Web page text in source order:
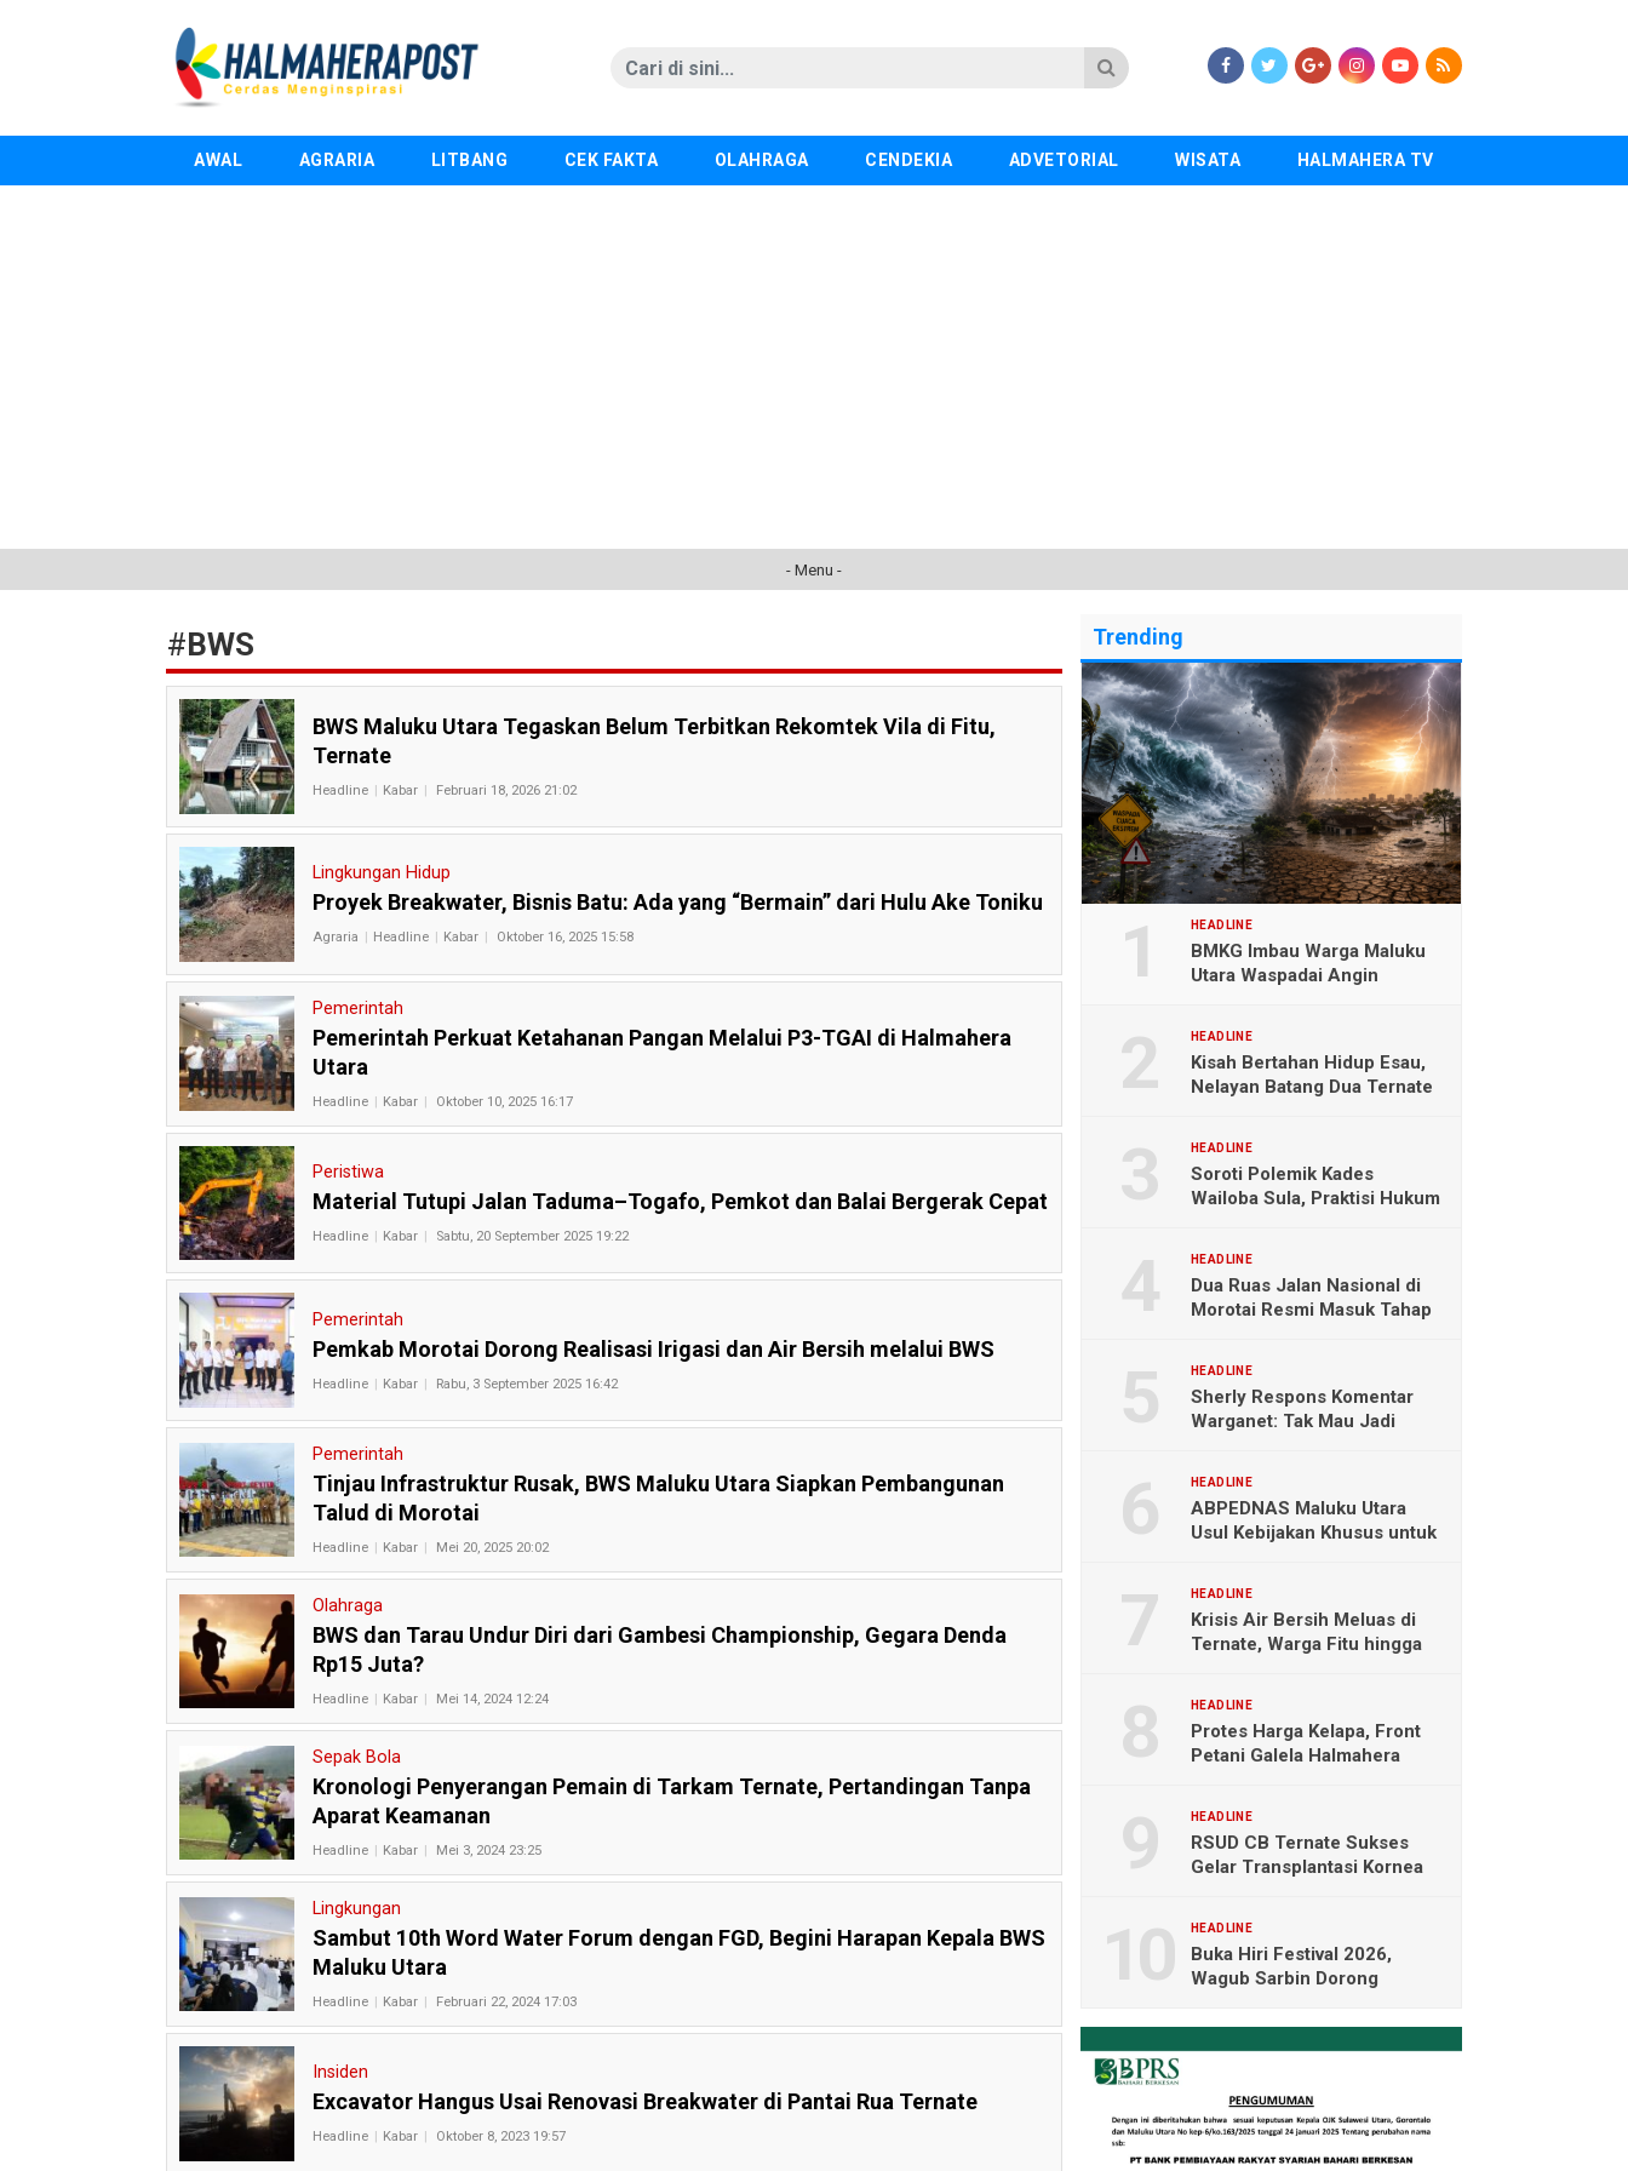
AWAL AGRARIA LITBANG CEK FAKTA OLAHRAGA CENDEKIA ADVETORIAL WISATA HALMAHERA TV
- Menu -
#BWS
BWS Maluku Utara Tegaskan Belum Terbitkan Rekomtek Vila di Fitu,
Ternate
Headline Kabar Februari 18, 2026 21:02
Lingkungan Hidup
Proyek Breakwater, Bisnis Batu: Ada yang “Bermain” dari Hulu Ake Toniku
Agraria Headline Kabar Oktober 16, 2025 15:58
Pemerintah
Pemerintah Perkuat Ketahanan Pangan Melalui P3-TGAI di Halmahera
Utara
Headline Kabar Oktober 10, 2025 16:17
Peristiwa
Material Tutupi Jalan Taduma–Togafo, Pemkot dan Balai Bergerak Cepat
Headline Kabar Sabtu, 20 September 2025 19:22
Pemerintah
Pemkab Morotai Dorong Realisasi Irigasi dan Air Bersih melalui BWS
Headline Kabar Rabu, 3 September 2025 16:42
Pemerintah
Tinjau Infrastruktur Rusak, BWS Maluku Utara Siapkan Pembangunan
Talud di Morotai
Headline Kabar Mei 20, 2025 20:02
Olahraga
BWS dan Tarau Undur Diri dari Gambesi Championship, Gegara Denda
Rp15 Juta?
Headline Kabar Mei 14, 2024 12:24
Sepak Bola
Kronologi Penyerangan Pemain di Tarkam Ternate, Pertandingan Tanpa
Aparat Keamanan
Headline Kabar Mei 3, 2024 23:25
Lingkungan
Sambut 10th Word Water Forum dengan FGD, Begini Harapan Kepala BWS
Maluku Utara
Headline Kabar Februari 22, 2024 17:03
Insiden
Excavator Hangus Usai Renovasi Breakwater di Pantai Rua Ternate
Headline Kabar Oktober 8, 2023 19:57
Trending
HEADLINE
BMKG Imbau Warga Maluku
Utara Waspadai Angin
HEADLINE
Kisah Bertahan Hidup Esau,
Nelayan Batang Dua Ternate
HEADLINE
Soroti Polemik Kades
Wailoba Sula, Praktisi Hukum
HEADLINE
Dua Ruas Jalan Nasional di
Morotai Resmi Masuk Tahap
HEADLINE
Sherly Respons Komentar
Warganet: Tak Mau Jadi
HEADLINE
ABPEDNAS Maluku Utara
Usul Kebijakan Khusus untuk
HEADLINE
Krisis Air Bersih Meluas di
Ternate, Warga Fitu hingga
HEADLINE
Protes Harga Kelapa, Front
Petani Galela Halmahera
HEADLINE
RSUD CB Ternate Sukses
Gelar Transplantasi Kornea
HEADLINE
Buka Hiri Festival 2026,
Wagub Sarbin Dorong
Digital